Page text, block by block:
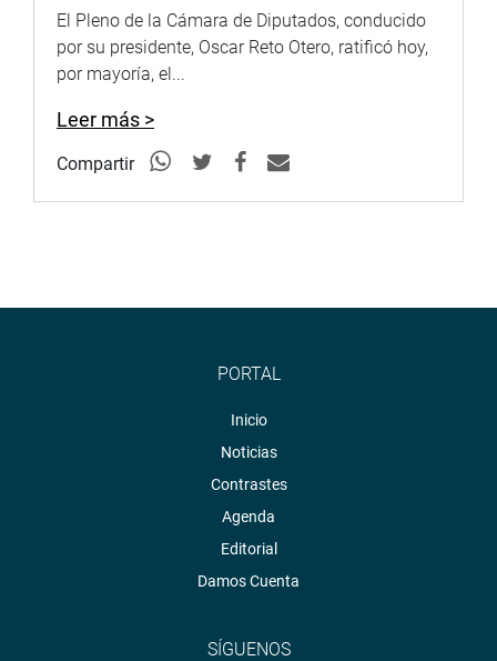
fref=ts
Twitter: https://twitter.com/congresoperu
https://twitter.com/congresoperu
http://www.youtube.com/congresoperu
https://soundcloud.com/radiocongreso
https://soundcloud.com/radiocongreso
Sistema de Archivo Fotográfico (SAF):
El Pleno de la Cámara de Diputados, conducido
por su presidente, Oscar Reto Otero, ratificó hoy,
por mayoría, el...
Leer más >
Compartir
PORTAL
Inicio
Noticias
Contrastes
Agenda
Editorial
Damos Cuenta
SÍGUENOS